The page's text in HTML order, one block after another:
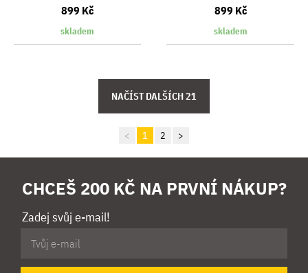
899 Kč
skladem
899 Kč
skladem
< 1 2 >
CHCEŠ 200 KČ NA PRVNÍ NÁKUP?
Zadej svůj e-mail!